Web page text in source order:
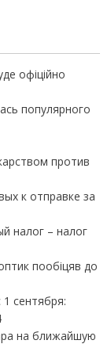
офіційно
популярного
против
к отправке за
налог – налог
пообіцяв до
сентября:
на ближайшую